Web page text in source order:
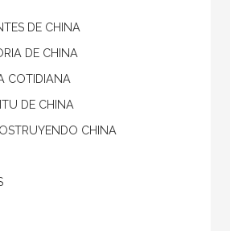
DE CHINA
DE CHINA
COTIDIANA
DE CHINA
CHINA